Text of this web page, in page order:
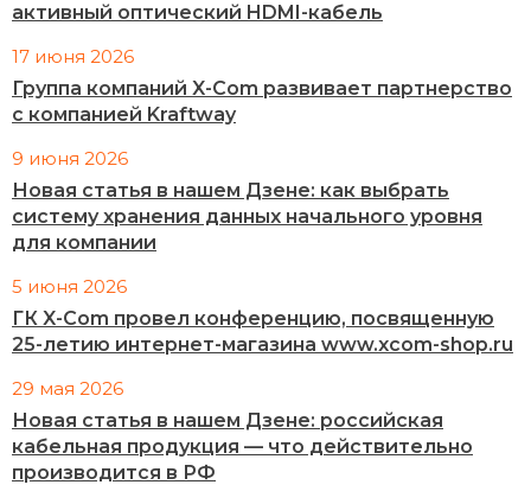
активный оптический HDMI-кабель
17 июня 2026
Группа компаний X-Com развивает партнерство
с компанией Kraftway
9 июня 2026
Новая статья в нашем Дзене: как выбрать
систему хранения данных начального уровня
для компании
5 июня 2026
ГК X-Com провел конференцию, посвященную
25-летию интернет-магазина www.xcom-shop.ru
29 мая 2026
Новая статья в нашем Дзене: российская
кабельная продукция — что действительно
производится в РФ